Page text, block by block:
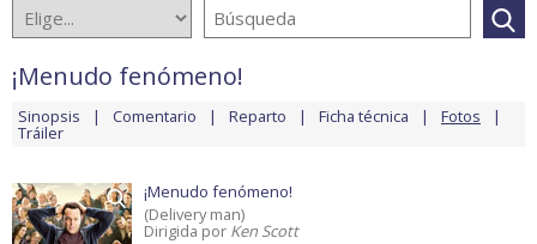
¡Menudo fenómeno!
Sinopsis Comentario Reparto Ficha técnica Fotos
Tráiler
¡Menudo fenómeno!
(Delivery man)
Dirigida por Ken Scott